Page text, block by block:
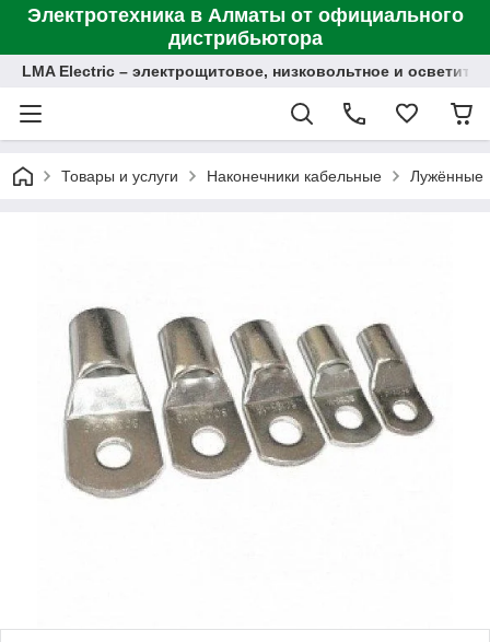
Электротехника в Алматы от официального
дистрибьютора
LMA Electric – электрощитовое, низковольтное и
Товары и услуги Наконечники кабельные Лужённые